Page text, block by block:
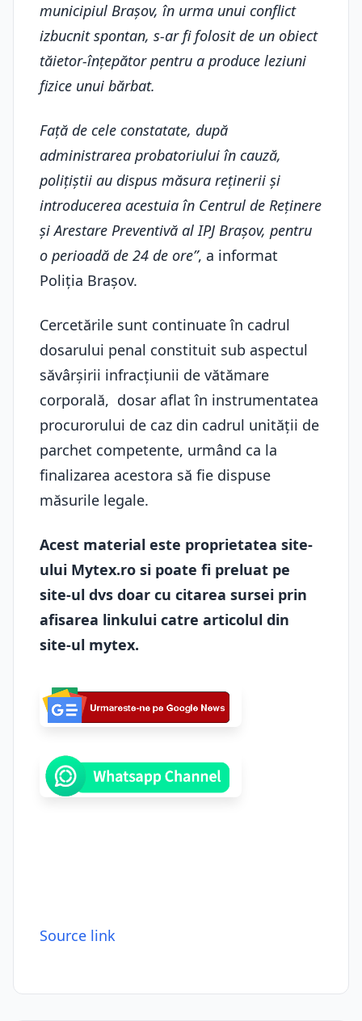
municipiul Brașov, în urma unui conflict
izbucnit spontan, s-ar fi folosit de un obiect
tăietor-înțepător pentru a produce leziuni
fizice unui bărbat.
Față de cele constatate, după
administrarea probatoriului în cauză,
polițiștii au dispus măsura reținerii și
introducerea acestuia în Centrul de Reținere
și Arestare Preventivă al IPJ Brașov, pentru
o perioadă de 24 de ore”, a informat
Poliția Brașov.
Cercetările sunt continuate în cadrul
dosarului penal constituit sub aspectul
săvârșirii infracțiunii de vătămare
corporală, dosar aflat în instrumentatea
procurorului de caz din cadrul unității de
parchet competente, urmând ca la
finalizarea acestora să fie dispuse
măsurile legale.
Acest material este proprietatea site-
ului Mytex.ro si poate fi preluat pe
site-ul dvs doar cu citarea sursei prin
afisarea linkului catre articolul din
site-ul mytex.
Source link